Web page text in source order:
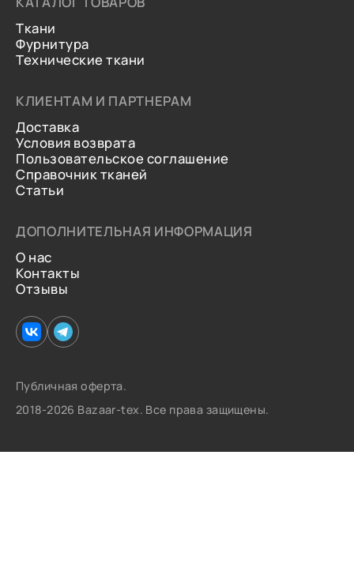
Ткани
Фурнитура
Технические ткани
КЛИЕНТАМ И ПАРТНЕРАМ
Доставка
Условия возврата
Пользовательское соглашение
Справочник тканей
Статьи
ДОПОЛНИТЕЛЬНАЯ ИНФОРМАЦИЯ
О нас
Контакты
Отзывы
Публичная оферта.
2018-2026 Bazaar-tex. Все права защищены.